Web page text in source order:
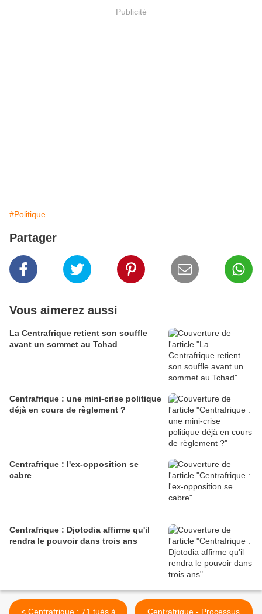
Publicité
#Politique
Partager
Vous aimerez aussi
La Centrafrique retient son souffle
avant un sommet au Tchad
Centrafrique : une mini-crise politique
déjà en cours de règlement ?
Centrafrique : l'ex-opposition se
cabre
Centrafrique : Djotodia affirme qu'il
rendra le pouvoir dans trois ans
< Centrafrique : 71 tués à Centrafrique - Processus